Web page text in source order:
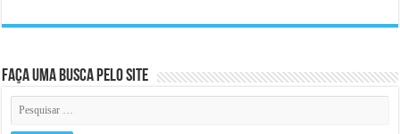
Faça uma busca pelo Site